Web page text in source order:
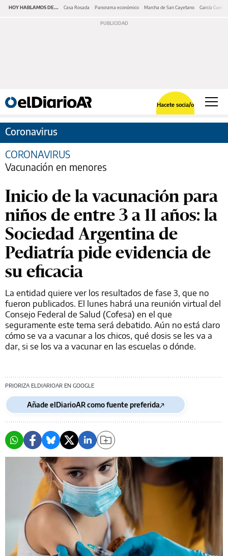
HOY HABLAMOS DE... Casa Rosada Panorama económico Marcha de San Cayetano García Cuerva
Hacete socia/o
Coronavirus
CORONAVIRUS
Vacunación en menores
Inicio de la vacunación para
niños de entre 3 a 11 años: la
Sociedad Argentina de
Pediatría pide evidencia de
su eficacia
La entidad quiere ver los resultados de fase 3, que no
fueron publicados. El lunes habrá una reunión virtual del
Consejo Federal de Salud (Cofesa) en el que
seguramente este tema será debatido. Aún no está claro
cómo se va a vacunar a los chicos, qué dosis se les va a
dar, si se los va a vacunar en las escuelas o dónde.
PRIORIZA ELDIARIOAR EN GOOGLE
Añade elDiarioAR como fuente preferida